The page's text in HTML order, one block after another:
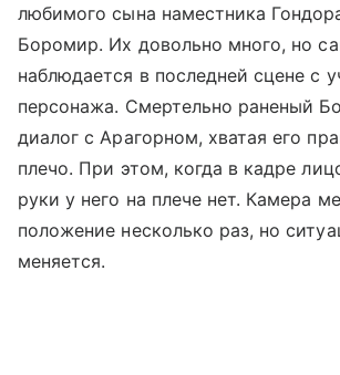
любимого сына наместника
Боромир. Их довольно много, но
наблюдается в последней сцене с
персонажа. Смертельно раненый
диалог с Арагорном, хватая его
плечо. При этом, когда в кадре
руки у него на плече нет. Камера
положение несколько раз, но
меняется.